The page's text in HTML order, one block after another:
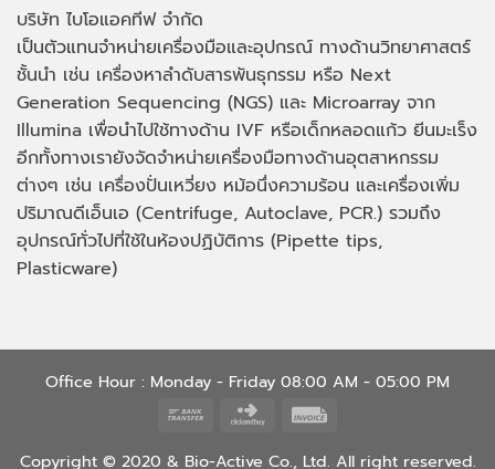
บริษัท ไบโอแอคทีฟ จำกัด
เป็นตัวแทนจำหน่ายเครื่องมือและอุปกรณ์ ทางด้านวิทยาศาสตร์
ชั้นนำ เช่น เครื่องหาลำดับสารพันธุกรรม หรือ Next
Generation Sequencing (NGS) และ Microarray จาก
Illumina เพื่อนำไปใช้ทางด้าน IVF หรือเด็กหลอดแก้ว ยีนมะเร็ง
อีกทั้งทางเรายังจัดจำหน่ายเครื่องมือทางด้านอุตสาหกรรม
ต่างๆ เช่น เครื่องปั่นเหวี่ยง หม้อนึ่งความร้อน และเครื่องเพิ่ม
ปริมาณดีเอ็นเอ (Centrifuge, Autoclave, PCR.) รวมถึง
อุปกรณ์ทั่วไปที่ใช้ในห้องปฏิบัติการ (Pipette tips,
Plasticware)
Office Hour : Monday - Friday 08:00 AM - 05:00 PM
Bank
Click
Buy
Copyright © 2020 & Bio-Active Co., Ltd. All right reserved.